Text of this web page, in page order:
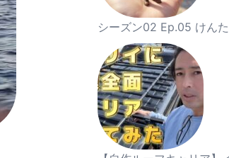
シーズン02 Ep.05 けん